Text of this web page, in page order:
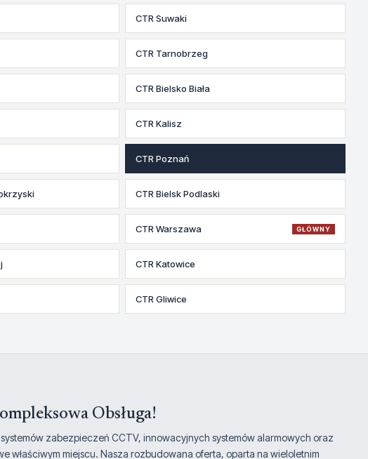
CTR Suwaki
CTR Tarnobrzeg
CTR Bielsko Biała
CTR Kalisz
CTR Poznań
CTR Bielsk Podlaski
CTR Warszawa GŁÓWNY
CTR Katowice
CTR Gliwice
Obsługa!
zabezpieczeń CCTV, innowacyjnych systemów alarmowych oraz
właściwym miejscu. Nasza rozbudowana oferta, oparta na wieloletnim